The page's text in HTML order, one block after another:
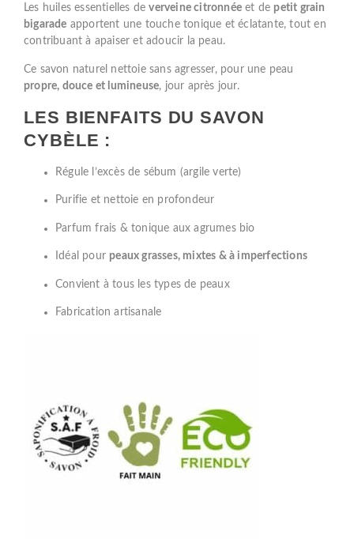
Les huiles essentielles deverveine citronnée et de petit grain
bigarade apportent une touche tonique et éclatante, tout en
contribuant à apaiser et adoucir la peau.
Ce savon naturel nettoie sans agresser, pour une peau
propre, douce et lumineuse, jour après jour.
LES BIENFAITS DU SAVON
CYBÈLE :
Régule l’excès de sébum (argile verte)
Purifie et nettoie en profondeur
Parfum frais & tonique aux agrumes bio
Idéal pour peaux grasses, mixtes & à imperfections
Convient à tous les types de peaux
Fabrication artisanale